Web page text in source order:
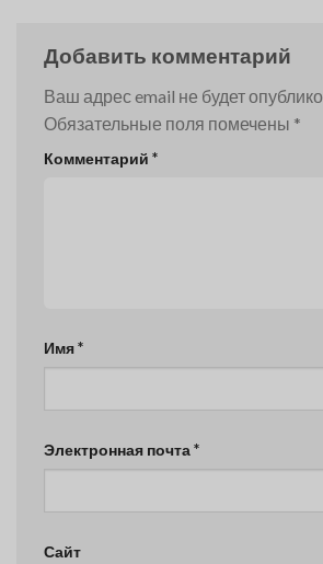
Добавить комментарий
Ваш адрес email не будет
Обязательные поля помечены *
Комментарий *
Имя*
Электронная почта*
Сайт